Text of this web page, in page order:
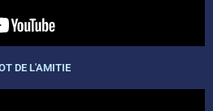
DE L'AMITIE